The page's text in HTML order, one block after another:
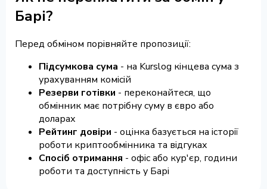
Барі?
Перед обміном порівняйте пропозиції:
Підсумкова сума - на Kurslog кінцева сума з
урахуванням комісій
Резерви готівки - переконайтеся, що
обмінник має потрібну суму в євро або
доларах
Рейтинг довіри - оцінка базується на історії
роботи криптообмінника та відгуках
Спосіб отримання - офіс або кур'єр, години
роботи та доступність у Барі